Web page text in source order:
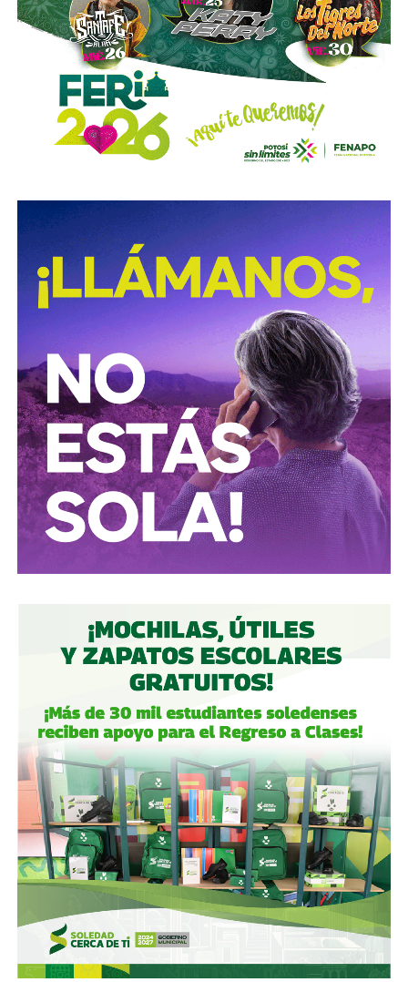
de los tormentos.
Sigue existiendo tardanza por parte de estas mismas
autoridades pararepintar o rescatar las señales que
no solo ahí, sino en toda la ciudad, están mal pintadas,
opacas, mal colocadas o tapadas por árboles
compartieron videos, que criticaron al
conductores hacia peatones
(como si eso no fuera pan
de cada día), ¿por qué no acompañaron sus post con un
“circule con cuidado”, “cumpla con lo establecido”,
“respete al peatón”?
A mis colegas de los medios: falta para el 2027, no
empecemos desde ya a
querer caerle mejor al que
todavía no saben si va a seguir en el poder, hagamos
periodismo útil, no crítica en busca de likes.
Conductores:respeten al peatón.Peatones:no usen el
móvil mientras cruzan las calles, ni intenten ganarle al
semáforo.Ciclistas:
hay solo 3 ciclovías, pero usémoslas
correctamente.
Autoridades:hagan su trabajo, pero háganlo bien, y no
descuiden lo que hicieron antes por centrarse solo en
obras nuevas.
personas se sientan más seguras entrando a un parque
bajo su cuidado, para evitar accidentes en una calle, de una
ciudad que también es parte del estado.
Gobierno municipal:no se apresuren por hacer cosas
solo de cara a la contienda electoral, échenle ganas y
háganlas bien, respeten los tiempos, informen
oportunamente a los usuarios de las vialidades.
Ya aprovechando,revisen las señales de tránsito de la
zona, que necesitan mantenimiento, y luego dense una
vuelta por la ciudad:hay banquetas que son
estacionamientos, hay ciclovías intransitables, hay
peatones en riesgoporque los conductores no siguen el
reglamento.
En pocas palabras,
bajemos todos la velocidad… en